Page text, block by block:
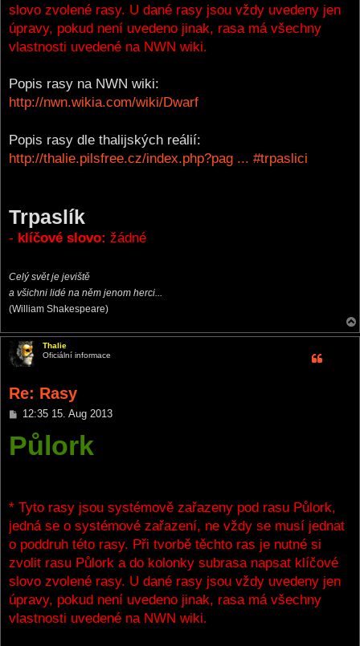
slovo zvolené rasy. U dané rasy jsou vždy uvedeny jen
úpravy, pokud není uvedeno jinak, rasa má všechny
vlastnosti uvedené na NWN wiki.
Popis rasy na NWN wiki:
http://nwn.wikia.com/wiki/Dwarf
Popis rasy dle thalijských reálií:
http://thalie.pilsfree.cz/index.php?pag ... #trpaslici
Trpaslík
- klíčové slovo: žádné
Celý svět je jeviště
a všichni lidé na něm jenom herci...
(William Shakespeare)
Thalie
Oficiální informace
Re: Rasy
P
s
t
12:35 15. Aug 2013
Půlork
* Tyto rasy jsou systémově zařazeny pod rasu Půlork,
jedná se o systémové zařazení, ne vždy se musí jednat
o poddruh této rasy. Při tvorbě těchto ras je nutné si
zvolit rasu Půlork a do kolonky subrasa napsat klíčové
slovo zvolené rasy. U dané rasy jsou vždy uvedeny jen
úpravy, pokud není uvedeno jinak, rasa má všechny
vlastnosti uvedené na NWN wiki.